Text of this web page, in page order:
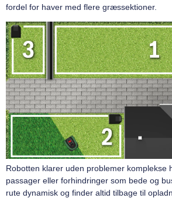
fordel for haver med flere græssektioner.
Robotten klarer uden problemer komplekse
passager eller forhindringer som bede og
rute dynamisk og finder altid tilbage til